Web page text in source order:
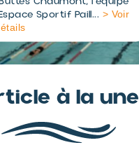
Sportif Paill... > Voir
à la une